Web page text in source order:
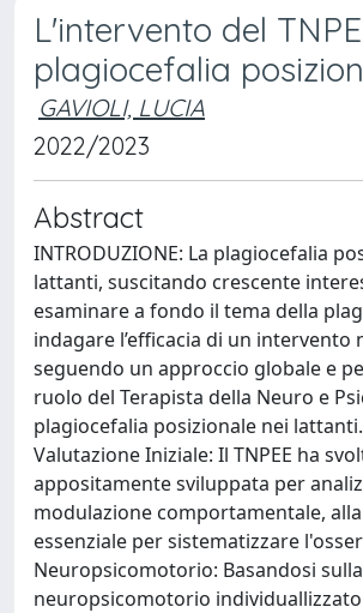
L'intervento del
plagiocefalia
GAVIOLI, LUCIA
2022/2023
Abstract
INTRODUZIONE: La plagiocefalia
lattanti, suscitando crescente
esaminare a fondo il tema della
indagare l’efficacia di un
seguendo un approccio globale e
ruolo del Terapista della Neuro e
plagiocefalia posizionale nei
Valutazione Iniziale: Il TNPEE ha
appositamente sviluppata per
modulazione comportamentale,
essenziale per sistematizzare
Neuropsicomotorio: Basandosi
neuropsicomotorio